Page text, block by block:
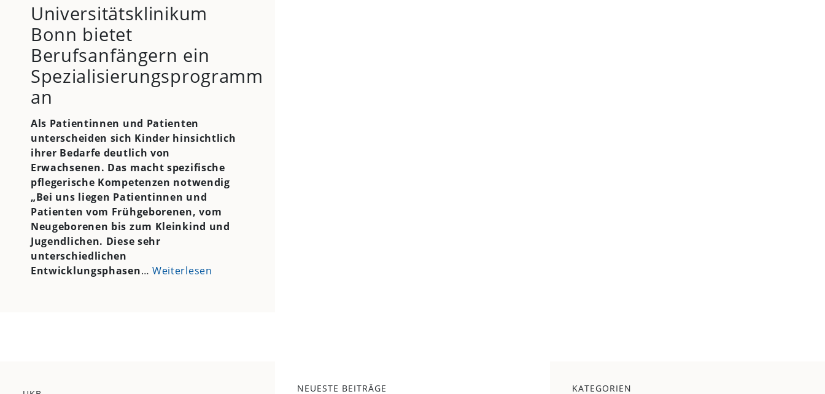
Universitätsklinikum
Bonn bietet
Berufsanfängern ein
Spezialisierungsprogramm
an
Als Patientinnen und Patienten
unterscheiden sich Kinder hinsichtlich
ihrer Bedarfe deutlich von
Erwachsenen. Das macht spezifische
pflegerische Kompetenzen notwendig
„Bei uns liegen Patientinnen und
Patienten vom Frühgeborenen, vom
Neugeborenen bis zum Kleinkind und
Jugendlichen. Diese sehr
unterschiedlichen
Entwicklungsphasen… Weiterlesen
NEUESTE BEITRÄGE KATEGORIEN